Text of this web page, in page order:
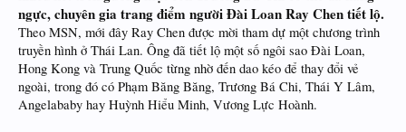
ngực, chuyên gia trang điểm người Đài Loan Ray Chen tiết lộ.
Theo MSN, mới đây Ray Chen được mời tham dự một chương trình
truyền hình ở Thái Lan. Ông đã tiết lộ một số ngôi sao Đài Loan,
Hong Kong và Trung Quốc từng nhờ đến dao kéo để thay đổi vẻ
ngoài, trong đó có Phạm Băng Băng, Trương Bá Chi, Thái Y Lâm,
Angelababy hay Huỳnh Hiểu Minh, Vương Lực Hoành.